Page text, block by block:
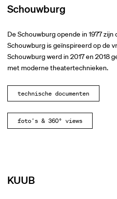
Schouwburg
De Schouwburg opende in 1977
Schouwburg is geïnspireerd op de
Schouwburg werd in 2017 en 2018
met moderne theatertechnieken.
technische documenten
foto's & 360° views
KUUB